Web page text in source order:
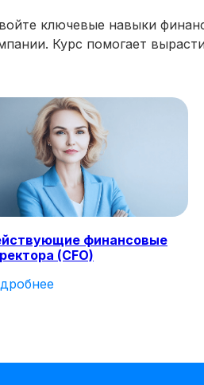
ключевые навыки
Курс помогает
финансовые
(CFO)